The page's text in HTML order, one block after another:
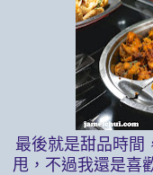
最後就是甜品時間
甩，不過我還是喜